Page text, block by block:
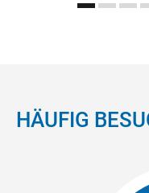
HÄUFIG